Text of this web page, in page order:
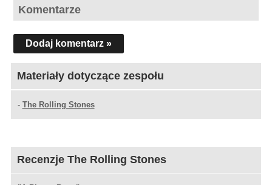
Komentarze
Dodaj komentarz »
Materiały dotyczące zespołu
- The Rolling Stones
Recenzje The Rolling Stones